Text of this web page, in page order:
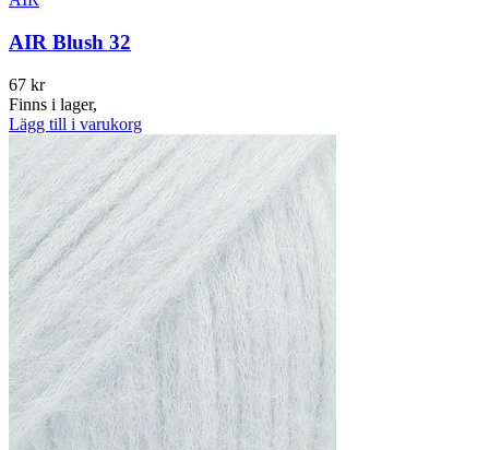
AIR Blush 32
67 kr
Finns i lager,
Lägg till i varukorg